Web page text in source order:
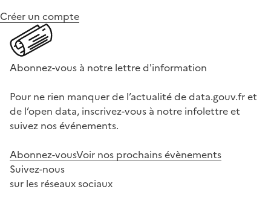
Créer un compte
Abonnez-vous à notre lettre d'information
Pour ne rien manquer de l’actualité de data.gouv.fr et
de l’open data, inscrivez-vous à notre infolettre et
suivez nos événements.
Abonnez-vousVoir nos prochains évènements
Suivez-nous
sur les réseaux sociaux